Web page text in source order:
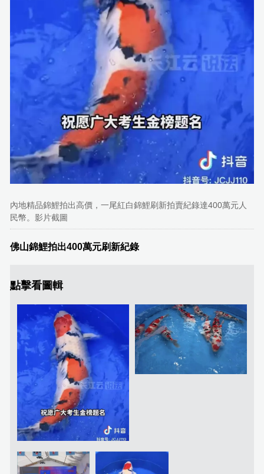
內地精品錦鯉拍出高價，一尾紅白錦鯉刷新拍賣紀錄達400萬元人
民幣。影片截圖
佛山錦鯉拍出400萬元刷新紀錄
點擊看圖輯